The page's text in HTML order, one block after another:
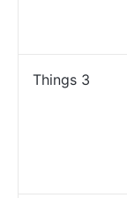
Things 3